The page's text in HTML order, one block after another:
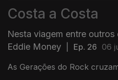
Costa a Costa
Nesta viagem entre outros
Eddie Money
Ep. 26 06
As Gerações do Rock